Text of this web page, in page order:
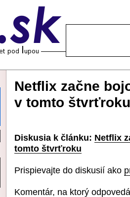
Netflix začne
v tomto štvrťroku
Diskusia k článku: Netflix
tomto štvrťroku
Prispievajte do diskusií ako
Komentár, na ktorý